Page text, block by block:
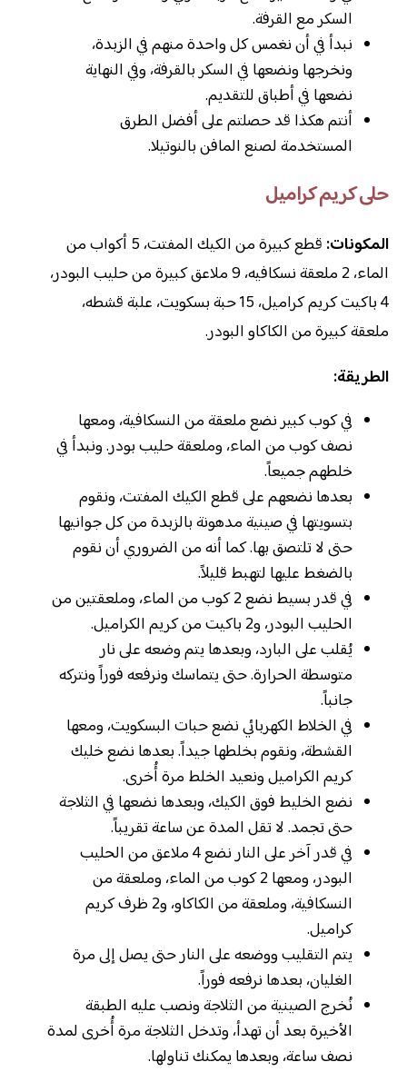
السكر مع القرفة.
نبدأ في أن نغمس كل واحدة منهم في الزبدة،
ونخرجها ونضعها في السكر بالقرفة، وفي النهاية
نضعها في أطباق للتقديم.
أنتم هكذا قد حصلتم على أفضل الطرق
المستخدمة لصنع المافن بالنوتيلا.
حلى كريم كراميل
المكونات:
قطع كبيرة من الكيك المفتت، 5 أكواب من
الماء، 2 ملعقة نسكافيه، 9 ملاعق كبيرة من حليب البودر،
4 باكيت كريم كراميل، 15 حبة بسكويت، علبة قشطه،
ملعقة كبيرة من الكاكاو البودر.
الطريقة:
في كوب كبير نضع ملعقة من النسكافية، ومعها
نصف كوب من الماء، وملعقة حليب بودر. ونبدأ في
خلطهم جميعاً.
بعدها نضعهم على قطع الكيك المفتت، ونقوم
بتسويتها في صينية مدهونة بالزبدة من كل جوانيها
حتى لا تلتصق بها. كما أنه من الضروري أن نقوم
بالضغط عليها لتهبط قليلاً.
في قدر بسيط نضع 2 كوب من الماء، وملعقتين من
الحليب البودر، و2 باكيت من كريم الكراميل.
يُقلب على البارد، وبعدها يتم وضعه على نار
متوسطة الحرارة. حتى يتماسك ونرفعه فوراً ونتركه
جانباً.
في الخلاط الكهربائي نضع حبات البسكويت، ومعها
القشطة، ونقوم بخلطها جيداً. بعدها نضع خليك
كريم الكراميل ونعيد الخلط مرة أُخرى.
نضع الخليط فوق الكيك، وبعدها نضعها في الثلاجة
حتى تجمد. لا تقل المدة عن ساعة تقريباً.
في قدر آخر على النار نضع 4 ملاعق من الحليب
البودر، ومعها 2 كوب من الماء، وملعقة من
النسكافية، وملعقة من الكاكاو، و2 ظرف كريم
كراميل.
يتم التقليب ووضعه على النار حتى يصل إلى مرة
الغليان، بعدها نرفعه فوراً.
نُخرج الصينية من الثلاجة ونصب عليه الطبقة
الأخيرة بعد أن تهدأ، وتدخل الثلاجة مرة أُخرى لمدة
نصف ساعة، وبعدها يمكنك تناولها.